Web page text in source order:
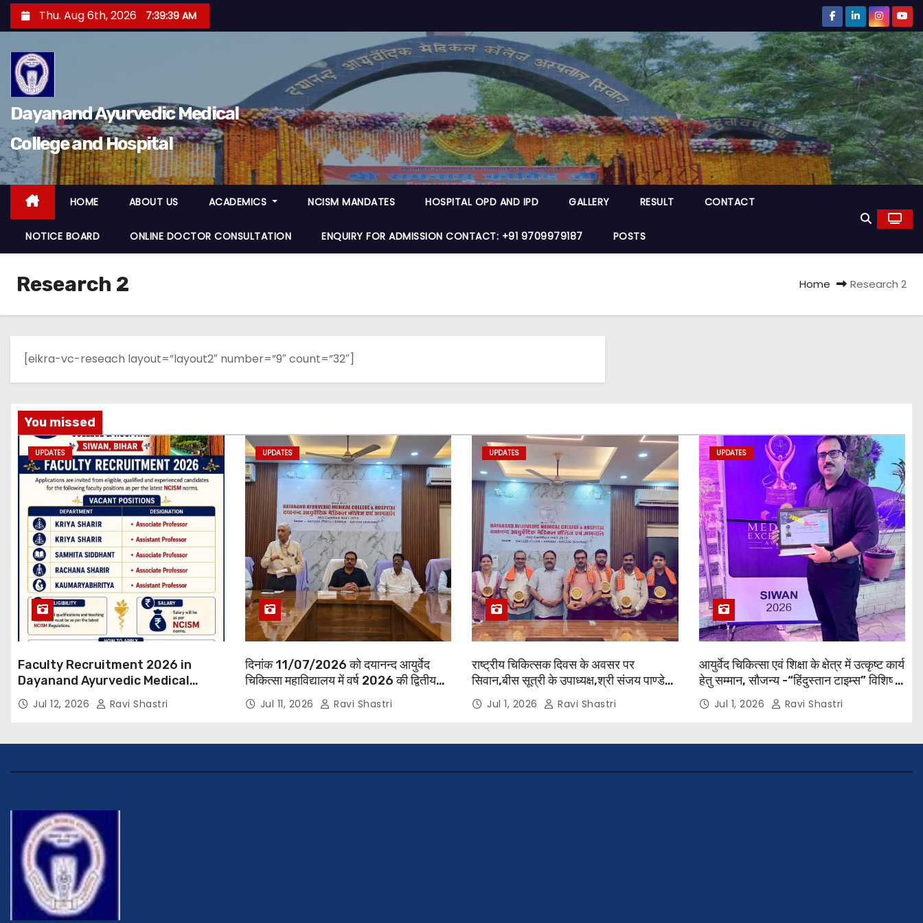
k
c
o
n
t
Thu. Aug 6th, 2026 7:39:39 AM
Dayanand Ayurvedic Medical
College and Hospital
HOME ABOUT US ACADEMICS NCISM MANDATES HOSPITAL OPD AND IPD GALLERY RESULT CONTACT
NOTICE BOARD ONLINE DOCTOR CONSULTATION ENQUIRY FOR ADMISSION CONTACT: +91 9709979187 POSTS
Research 2 Home Research 2
[eikra-vc-reseach layout=”layout2″ number=”9″ count=”32″]
You missed
UPDATES
Faculty Recruitment 2026 in
Dayanand Ayurvedic Medical
Collage & Hospital Andar Road
,Siwan
Jul 12, 2026 Ravi Shastri
UPDATES
दिनांक 11/07/2026 को दयानन्द आयुर्वेद
चिकित्सा महाविद्यालय में वर्ष 2026 की द्वितीय
शिक्षक परिषद की बैठक प्राचार्य की अध्यक्षता में
हुई। बैठक मे महाविद्यालय सभी विभागाध्यक्ष एवं
Jul 11, 2026 Ravi Shastri
UPDATES
राष्ट्रीय चिकित्सक दिवस के अवसर पर
सिवान,बीस सूत्री के उपाध्यक्ष,श्री संजय पाण्डेय
एवं सोसाइटी हेल्पर ग्रुप के अनमोल जी तथा इनर
व्हील क्लब की अध्यक्षा श्रीमती आरती अलोक वर्मा
सुधांशु शेखर त्रिपाठी एव चिकित्सकों को
Jul 1, 2026 Ravi Shastri
UPDATES
आयुर्वेद चिकित्सा एवं शिक्षा के क्षेत्र में उत्कृष्ट कार्य
हेतु सम्मान, सौजन्य -“हिंदुस्तान टाइम्स” विशिष्ट
आभार जिलाधिकारी श्री विवेक रंजन मैत्रेय
(भा०प्र० से०), आरक्षी अधीक्षक श्री पूरन झा
श्री नीरज पाठक जी तथा समस्त हिंदुस्तान
शेखर त्रिपाठी को सम्मानित किया गया।
Jul 1, 2026 Ravi Shastri